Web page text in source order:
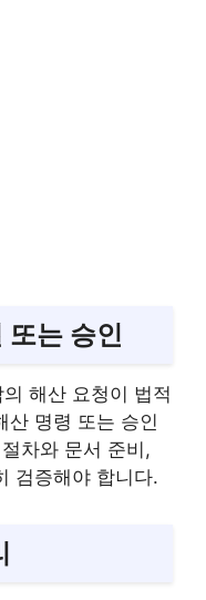
또는 승인
해산 요청이 법적
산 명령 또는 승인
차와 문서 준비,
검증해야 합니다.